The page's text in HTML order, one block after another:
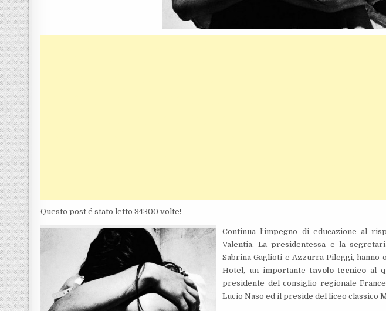
Questo post é stato letto 34300 volte!
Continua l’impegno di educazione al
Valentia. La presidentessa e la
Sabrina Gaglioti e Azzurra Pileggi,
Hotel, un importantetavolo tecnico al
presidente del consiglio regionale
Lucio Naso ed il preside del liceo classico